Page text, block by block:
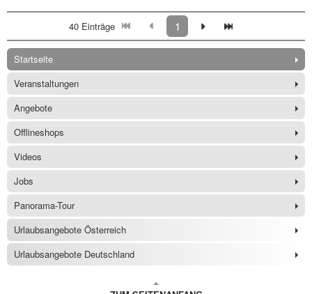
40 Einträge 1
Startseite
Veranstaltungen
Angebote
Offlineshops
Videos
Jobs
Panorama-Tour
Urlaubsangebote Österreich
Urlaubsangebote Deutschland